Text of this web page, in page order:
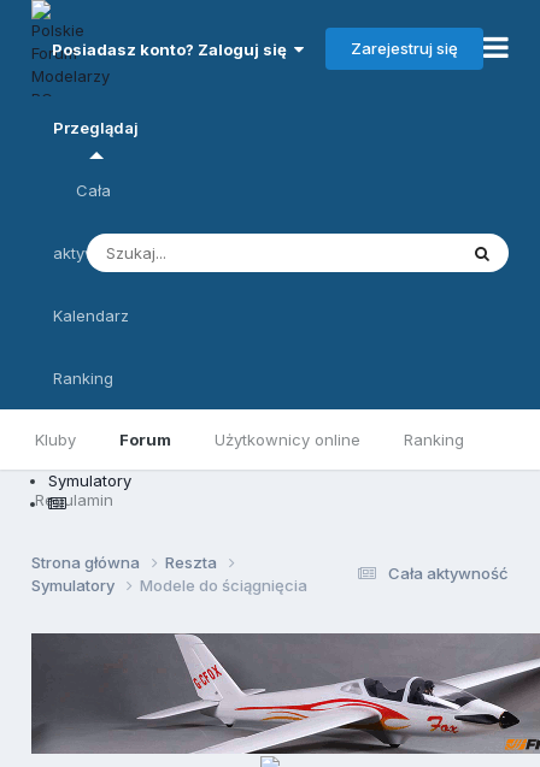
Posiadasz konto? Zaloguj się Zarejestruj się
Przeglądaj
Kluby Forum Użytkownicy online Ranking
Regulamin
Cała
aktywność
Kalendarz
Ranking
Symulatory
Cała aktywność
Strona główna
Reszta
Symulatory
Modele do ściągnięcia